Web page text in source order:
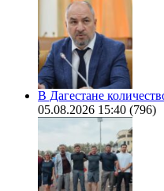
В Дагестане
05.08.2026 15:40 (796)